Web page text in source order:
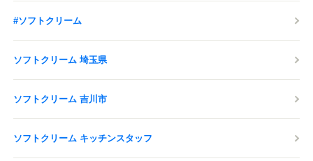
#ソフトクリーム
ソフトクリーム 埼玉県
ソフトクリーム 吉川市
ソフトクリーム キッチンスタッフ